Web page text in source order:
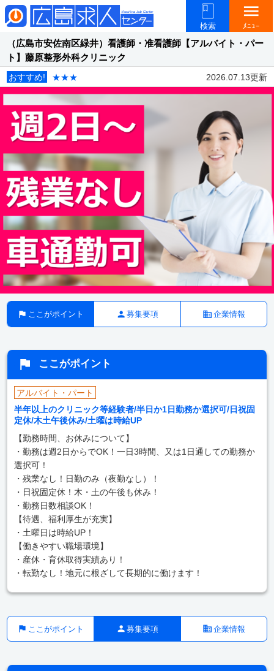
検索
menu
ﾒﾆｭｰ
（広島市安佐南区緑井）看護師・准看護師【アルバイト・パー
ト】藤原整形外科クリニック
おすすめ! ★★★ 2026.07.13更新
ここがポイント 募集要項 企業情報
ここがポイント
アルバイト・パート
半年以上のクリニック等経験者/半日か1日勤務か選択可/日祝固
定休/木土午後休み/土曜は時給UP
【勤務時間、お休みについて】
・勤務は週2日からでOK！一日3時間、又は1日通しての勤務か
選択可！
・残業なし！日勤のみ（夜勤なし）！
・日祝固定休！木・土の午後も休み！
・勤務日数相談OK！
【待遇、福利厚生が充実】
・土曜日は時給UP！
【働きやすい職場環境】
・産休・育休取得実績あり！
・転勤なし！地元に根ざして長期的に働けます！
ここがポイント 募集要項 企業情報